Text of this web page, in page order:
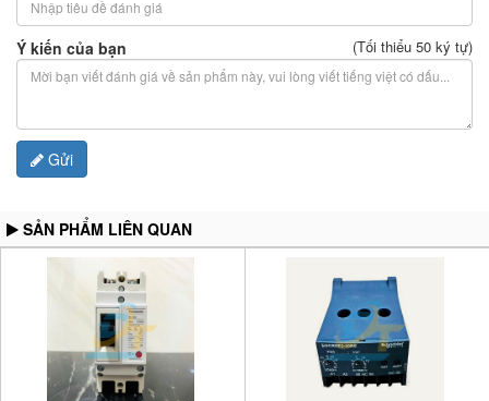
Ý kiến của bạn (Tối thiểu 50 ký tự)
Gửi
SẢN PHẨM LIÊN QUAN